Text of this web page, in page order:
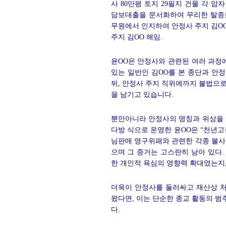
사 80만평 토지 29필지 건물 각 암
담보대출을 문서화하여 무리한 탈
무원에서 인지하여 안정사 주지 김
주지 김OO해임.
윤OO은 안정사와 관련된 여러 과
있는 일반인 김OO를 본 종단과 안
뒤, 안정사 주지 직위에까지 불법으
을 남기고 있습니다.
뿐만아니라 안정사의 명칭과 위상
다방 식으로 운영한 윤OO은 “천년
님판매 영구위패와 관련한 각종 불
으며 그 증거는 고스란히 남아 있다
한 개인적 욕심의 영향력 확대였는
더욱이 안정사를 둘러싸고 재산상
왔다면, 이는 단순한 종교 활동의
다.